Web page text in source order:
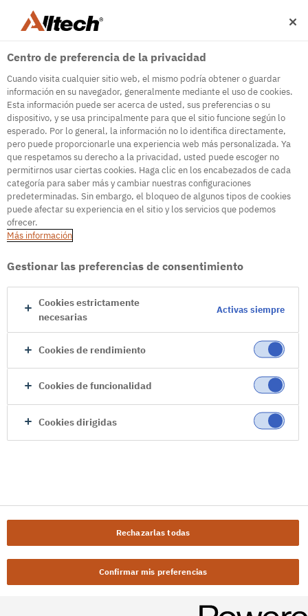
500
Internal Error Server
It seems we're experiencing some technical
difficulties. Try refreshing the page or go to the
homepage
Centro de preferencia de la privacidad
Cuando visita cualquier sitio web, el mismo podría obtener o guardar
información en su navegador, generalmente mediante el uso de cookies.
Esta información puede ser acerca de usted, sus preferencias o su
dispositivo, y se usa principalmente para que el sitio funcione según lo
esperado. Por lo general, la información no lo identifica directamente,
pero puede proporcionarle una experiencia web más personalizada. Ya
que respetamos su derecho a la privacidad, usted puede escoger no
permitirnos usar ciertas cookies. Haga clic en los encabezados de cada
categoría para saber más y cambiar nuestras configuraciones
predeterminadas. Sin embargo, el bloqueo de algunos tipos de cookies
puede afectar su experiencia en el sitio y los servicios que podemos
ofrecer.
Más información
Gestionar las preferencias de consentimiento
Cookies estrictamente
necesarias
Activas siempre
Cookies de rendimiento
Cookies de funcionalidad
Cookies dirigidas
Rechazarlas todas
Confirmar mis preferencias